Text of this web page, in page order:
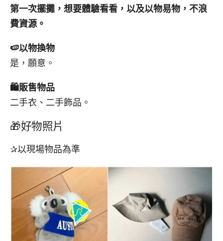
第一次擺攤，想要體驗看看，以及以物易物，不浪
費資源。
🍉以物換物
是，願意。
🛍️販售物品
二手衣、二手飾品。
🎁好物照片
✰以現場物品為準